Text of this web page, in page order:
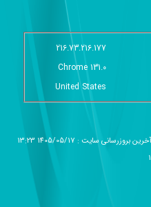
216.73.216.177
Chrome 131.0
United States
آخرین بروزرسانی سایت : 1405/05/17 13:23